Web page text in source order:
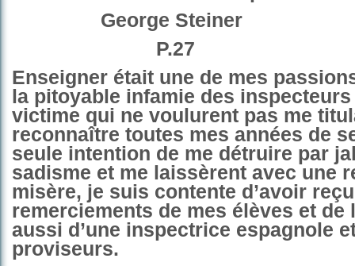
George Steiner
P.27
Enseigner était une de mes
la pitoyable infamie des inspecteurs
victime qui ne voulurent pas me
reconnaître toutes mes années de
seule intention de me détruire par
sadisme et me laissèrent avec une
misère, je suis contente d’avoir
remerciements de mes élèves et de
aussi d’une inspectrice espagnole
proviseurs.